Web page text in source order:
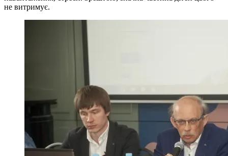
не витримує.